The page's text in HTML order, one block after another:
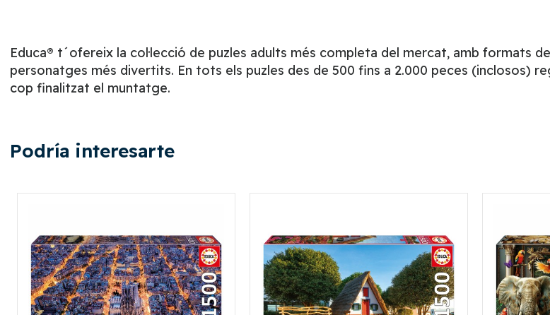
Educa® t´ofereix la col·lecció de puzles adults més completa del mercat, amb formats
personatges més divertits. En tots els puzles des de 500 fins a 2.000 peces (inclosos)
cop finalitzat el muntatge.
Podría interesarte